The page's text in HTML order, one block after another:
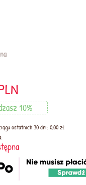
10%
ostatnich 30 dni: 0,00 zł